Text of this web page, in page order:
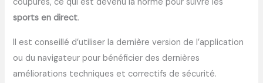
coupures, ce qui est devenu la norme pour suivre les
sports en direct.
Il est conseillé d’utiliser la dernière version de l’application
ou du navigateur pour bénéficier des dernières
améliorations techniques et correctifs de sécurité.